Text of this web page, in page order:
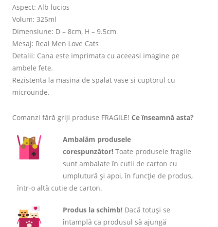
Aspect: Alb lucios
Volum: 325ml
Dimensiune: D – 8cm, H – 9.5cm
Mesaj: Real Men Love Cats
Detalii: Cana este imprimata cu aceeasi imagine pe
ambele fete.
Rezistenta la masina de spalat vase si cuptorul cu
microunde.
Comanzi fără griji produse FRAGILE! Ce înseamnă asta?
Ambalăm produsele
corespunzător! Toate produsele fragile
sunt ambalate în cutii de carton cu
umplutură și apoi, în funcție de produs,
într-o altă cutie de carton.
Produs la schimb! Dacă totuși se
întamplă ca produsul să ajungă